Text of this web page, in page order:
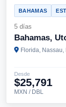
BAHAMAS
5 días
Bahamas,
Florida, Nassau,
Desde
$25,791
MXN / DBL